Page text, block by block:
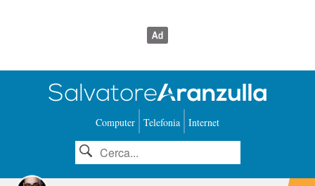
Computer Telefonia Internet